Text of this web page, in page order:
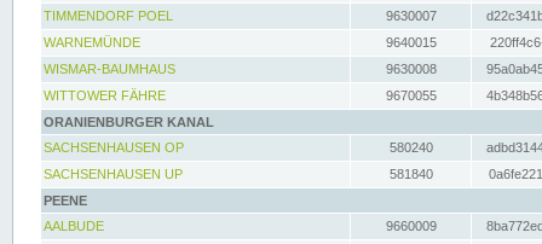
TIMMENDORF POEL
9630007
WARNEMÜNDE
9640015
WISMAR-BAUMHAUS
9630008
WITTOWER FÄHRE
9670055
ORANIENBURGER KANAL
SACHSENHAUSEN OP
580240
SACHSENHAUSEN UP
581840
PEENE
AALBUDE
9660009